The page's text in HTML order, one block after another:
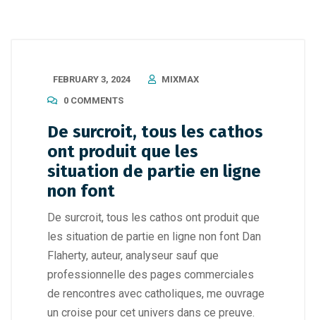
FEBRUARY 3, 2024
MIXMAX
0 COMMENTS
De surcroit, tous les cathos
ont produit que les
situation de partie en ligne
non font
De surcroit, tous les cathos ont produit que
les situation de partie en ligne non font Dan
Flaherty, auteur, analyseur sauf que
professionnelle des pages commerciales
de rencontres avec catholiques, me ouvrage
un croise pour cet univers dans ce preuve.